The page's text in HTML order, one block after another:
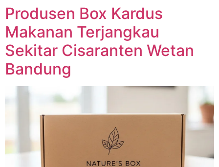
Produsen Box Kardus
Makanan Terjangkau
Sekitar Cisaranten Wetan
Bandung